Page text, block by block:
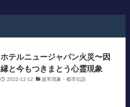
ホテルニュージャパン火災〜因
縁と今もつきまとう心霊現象
2022-12-12 超常現象・都市伝説